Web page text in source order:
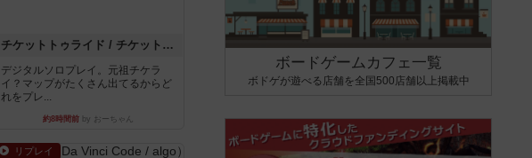
チケットトゥライド / チケットトゥライドアメリカ
デジタルソロプレイ。元祖チケラ
イ？マップがたくさん出てるからど
れをプレ...
約8時間前 by おーちゃん
リプレイ
ボードゲームカフェ一覧
ボドゲが遊べる店舗を全国500店舗以上掲載中